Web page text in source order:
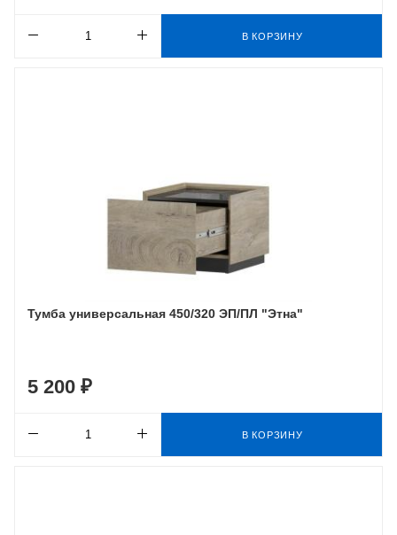
В КОРЗИНУ
Тумба универсальная 450/320 ЭП/ПЛ "Этна"
5 200 ₽
В КОРЗИНУ